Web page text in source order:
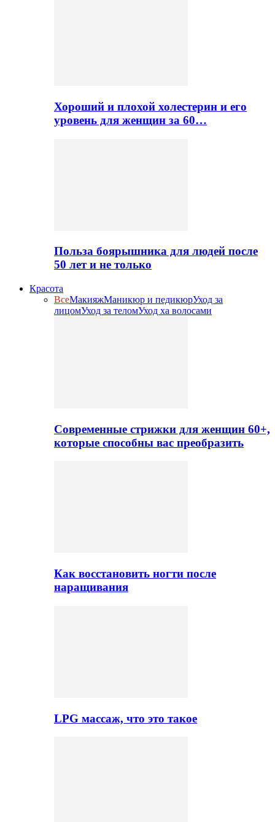
Хороший и плохой холестерин и его
уровень для женщин за 60…
Польза боярышника для людей после
50 лет и не только
Красота
ВсеМакияжМаникюр и педикюрУход за
лицомУход за теломУход ха волосами
Современные стрижки для женщин 60+,
которые способны вас преобразить
Как восстановить ногти после
наращивания
LPG массаж, что это такое